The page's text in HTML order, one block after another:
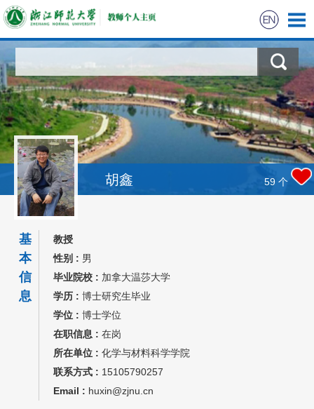
胡鑫 59 个
基
本
信
息
教授
性别 : 男
毕业院校 : 加拿大温莎大学
学历 : 博士研究生毕业
学位 : 博士学位
在职信息 : 在岗
所在单位 : 化学与材料科学学院
联系方式 : 15105790257
Email : huxin@zjnu.cn